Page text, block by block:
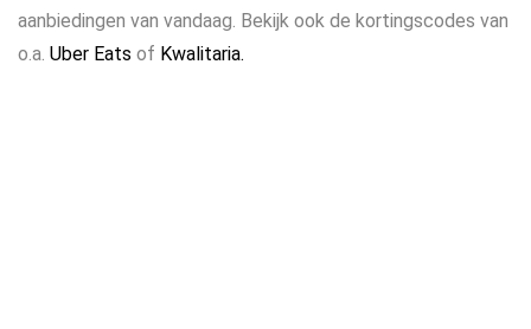
aanbiedingen van vandaag. Bekijk ook de kortingscodes van
o.a. Uber Eats of Kwalitaria.